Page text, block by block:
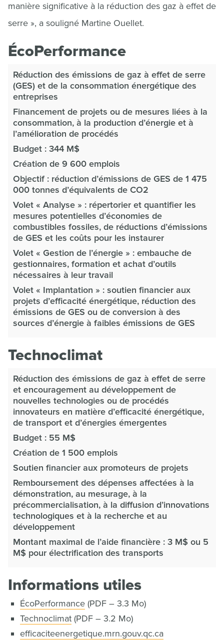
manière significative à la réduction des gaz à effet de
serre », a souligné Martine Ouellet.
ÉcoPerformance
Réduction des émissions de gaz à effet de serre
(GES) et de la consommation énergétique des
entreprises
Financement de projets ou de mesures liées à la
consommation, à la production d’énergie et à
l’amélioration de procédés
Budget : 344 M$
Création de 9 600 emplois
Objectif : réduction d’émissions de GES de 1 475
000 tonnes d’équivalents de CO2
Volet « Analyse » : répertorier et quantifier les
mesures potentielles d’économies de
combustibles fossiles, de réductions d’émissions
de GES et les coûts pour les instaurer
Volet « Gestion de l’énergie » : embauche de
gestionnaires, formation et achat d’outils
nécessaires à leur travail
Volet « Implantation » : soutien financier aux
projets d’efficacité énergétique, réduction des
émissions de GES ou de conversion à des
sources d’énergie à faibles émissions de GES
Technoclimat
Réduction des émissions de gaz à effet de serre
et encouragement au développement de
nouvelles technologies ou de procédés
innovateurs en matière d’efficacité énergétique,
de transport et d’énergies émergentes
Budget : 55 M$
Création de 1 500 emplois
Soutien financier aux promoteurs de projets
Remboursement des dépenses affectées à la
démonstration, au mesurage, à la
précommercialisation, à la diffusion d’innovations
technologiques et à la recherche et au
développement
Montant maximal de l’aide financière : 3 M$ ou 5
M$ pour électrification des transports
Informations utiles
ÉcoPerformance (PDF – 3.3 Mo)
Technoclimat (PDF – 3.2 Mo)
efficaciteenergetique.mrn.gouv.qc.ca